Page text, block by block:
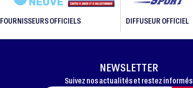
FOURNISSEURS OFFICIELS DIFFUSEUR OFFICIEL
NEWSLETTER
Suivez nos actualités et restez informés